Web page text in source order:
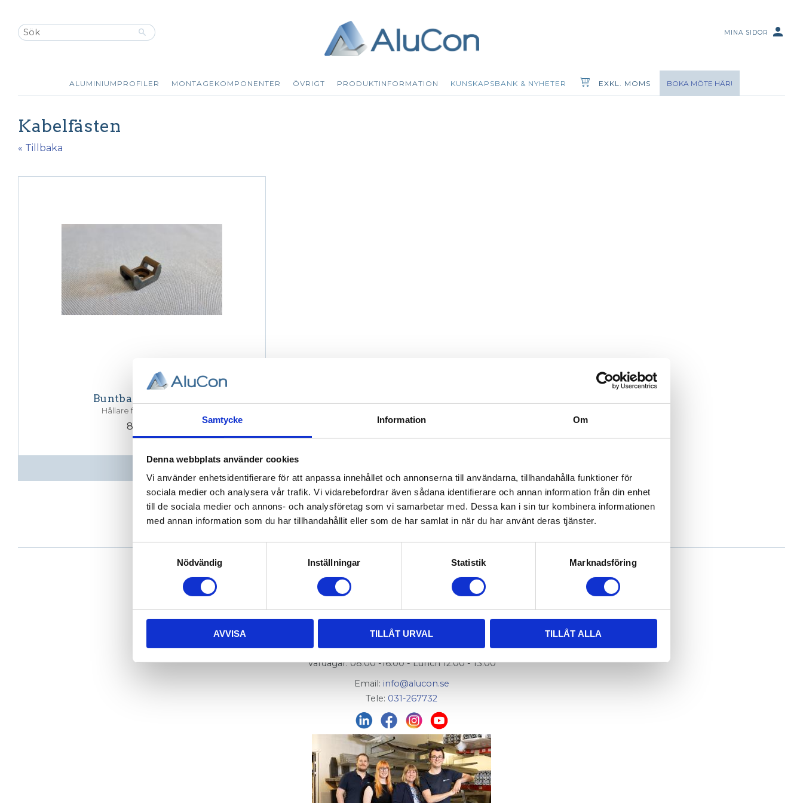
Samtycke Information Om
Denna webbplats använder cookies
Vi använder enhetsidentifierare för att anpassa innehållet och annonserna till användarna, tillhandahålla funktioner för
sociala medier och analysera vår trafik. Vi vidarebefordrar även sådana identifierare och annan information från din enhet
till de sociala medier och annons- och analysföretag som vi samarbetar med. Dessa kan i sin tur kombinera informationen
med annan information som du har tillhandahållit eller som de har samlat in när du har använt deras tjänster.
Samtyckesval
Nödvändig
Inställningar Statistik Marknadsföring
AVVISA TILLÅT URVAL TILLÅT ALLA
MINA SIDOR person
ALUMINIUMPROFILER MONTAGEKOMPONENTER ÖVRIGT PRODUKTINFORMATION KUNSKAPSBANK & NYHETER EXKL. MOMS BOKA MÖTE HÄR!
Kabelfästen
« Tillbaka
Buntbandshållare
Hållare för buntband
8,00
Org. nr: 556326-7482
Von Utfallsgatan 16, 415 05 Göteborg
Öppettider hämtlager:
Vardagar: 08:00 -16:00 - Lunch 12:00 - 13:00
Email: info@alucon.se
Tele: 031-267732